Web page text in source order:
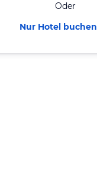
Oder
Nur Hotel buchen